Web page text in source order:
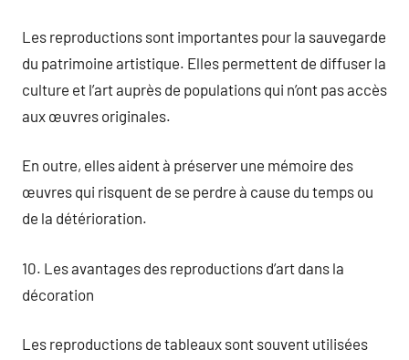
Les reproductions sont importantes pour la sauvegarde
du patrimoine artistique. Elles permettent de diffuser la
culture et l’art auprès de populations qui n’ont pas accès
aux œuvres originales.
En outre, elles aident à préserver une mémoire des
œuvres qui risquent de se perdre à cause du temps ou
de la détérioration.
10. Les avantages des reproductions d’art dans la
décoration
Les reproductions de tableaux sont souvent utilisées